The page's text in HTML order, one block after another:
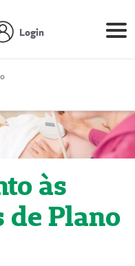
Login
às
Plano